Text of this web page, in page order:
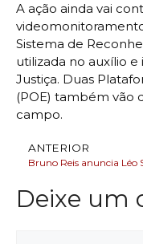
A ação ainda vai
Sistema de
utilizada no auxílio
Justiça. Duas
(POE) também vão
campo.
ANTERIOR
Deixe um